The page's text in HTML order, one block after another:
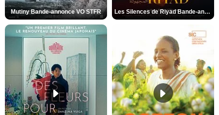
Mutiny Bande-annonce VO STFR Les Silences de Riyad Bande-annonce VO STFR